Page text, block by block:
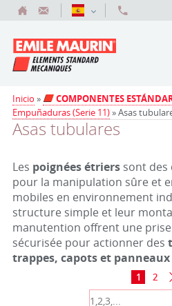
Inicio » COMPONENTES
Empuñaduras (Serie 11)» Asas
Asas tubulares
Les poignées étrierssont des
pour la manipulation sûre et
mobiles en environnement
structure simple et leur
manutention offrent une
sécurisée pour actionner des
trappes, capots et panneaux
1 2